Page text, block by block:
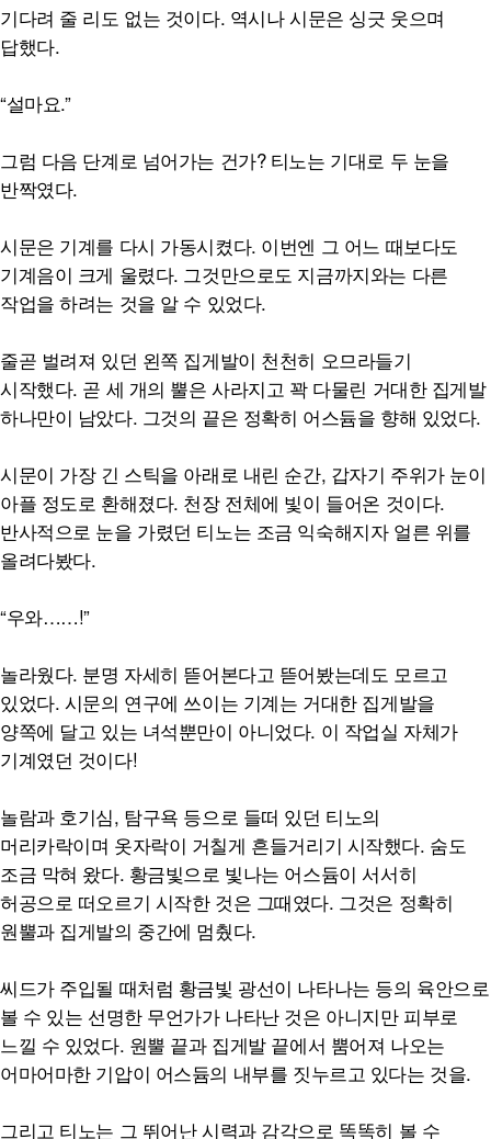
기다려 줄 리도 없는 것이다. 역시나 시문은 싱긋 웃으며
답했다.
“설마요.”
그럼 다음 단계로 넘어가는 건가? 티노는 기대로 두 눈을
반짝였다.
시문은 기계를 다시 가동시켰다. 이번엔 그 어느 때보다도
기계음이 크게 울렸다. 그것만으로도 지금까지와는 다른
작업을 하려는 것을 알 수 있었다.
줄곧 벌려져 있던 왼쪽 집게발이 천천히 오므라들기
시작했다. 곧 세 개의 뿔은 사라지고 꽉 다물린 거대한 집게발
하나만이 남았다. 그것의 끝은 정확히 어스듐을 향해 있었다.
시문이 가장 긴 스틱을 아래로 내린 순간, 갑자기 주위가 눈이
아플 정도로 환해졌다. 천장 전체에 빛이 들어온 것이다.
반사적으로 눈을 가렸던 티노는 조금 익숙해지자 얼른 위를
올려다봤다.
“우와……!”
놀라웠다. 분명 자세히 뜯어본다고 뜯어봤는데도 모르고
있었다. 시문의 연구에 쓰이는 기계는 거대한 집게발을
양쪽에 달고 있는 녀석뿐만이 아니었다. 이 작업실 자체가
기계였던 것이다!
놀람과 호기심, 탐구욕 등으로 들떠 있던 티노의
머리카락이며 옷자락이 거칠게 흔들거리기 시작했다. 숨도
조금 막혀 왔다. 황금빛으로 빛나는 어스듐이 서서히
허공으로 떠오르기 시작한 것은 그때였다. 그것은 정확히
원뿔과 집게발의 중간에 멈췄다.
씨드가 주입될 때처럼 황금빛 광선이 나타나는 등의 육안으로
볼 수 있는 선명한 무언가가 나타난 것은 아니지만 피부로
느낄 수 있었다. 원뿔 끝과 집게발 끝에서 뿜어져 나오는
어마어마한 기압이 어스듐의 내부를 짓누르고 있다는 것을.
그리고 티노는 그 뛰어난 시력과 감각으로 똑똑히 볼 수